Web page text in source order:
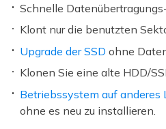
Schnelle
Klont nur die benutzten
Upgrade der SSD ohne
Klonen Sie eine alte HDD/
Betriebssystem auf
ohne es neu zu installieren.